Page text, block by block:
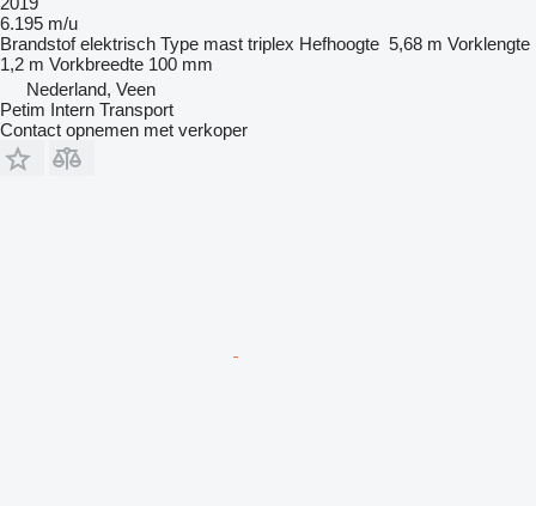
6.195 m/u
Brandstof elektrisch Type mast triplex Hefhoogte 5,68 m Vorklengte
1,2 m Vorkbreedte 100 mm
Nederland, Veen
Petim Intern Transport
Contact opnemen met verkoper